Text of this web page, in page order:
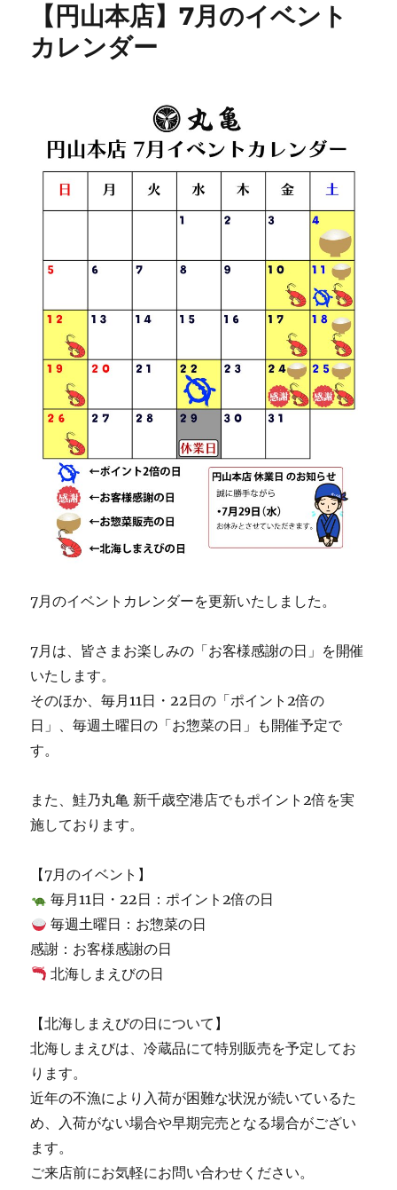
【円山本店】7月のイベント
カレンダー
7月のイベントカレンダーを更新いたしました。
7月は、皆さまお楽しみの「お客様感謝の日」を開催
いたします。
そのほか、毎月11日・22日の「ポイント2倍の
日」、毎週土曜日の「お惣菜の日」も開催予定で
す。
また、鮭乃丸亀 新千歳空港店でもポイント2倍を実
施しております。
【7月のイベント】
毎月11日・22日：ポイント2倍の日
毎週土曜日：お惣菜の日
感謝：お客様感謝の日
北海しまえびの日
【北海しまえびの日について】
北海しまえびは、冷蔵品にて特別販売を予定してお
ります。
近年の不漁により入荷が困難な状況が続いているた
め、入荷がない場合や早期完売となる場合がござい
ます。
ご来店前にお気軽にお問い合わせください。